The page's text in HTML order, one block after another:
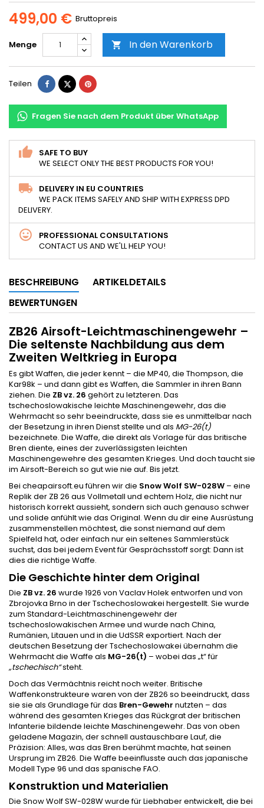
499,00 € Bruttopreis
Menge  In den Warenkorb
Teilen TeilenTweetPinterest
Fragen Sie nach dem Produkt über WhatsApp
SAFE TO BUY
WE SELECT ONLY THE BEST PRODUCTS FOR YOU!
DELIVERY IN EU COUNTRIES
WE PACK ITEMS SAFELY AND SHIP WITH EXPRESS DPD
DELIVERY.
PROFESSIONAL CONSULTATIONS
CONTACT US AND WE'LL HELP YOU!
BESCHREIBUNG
ARTIKELDETAILS
BEWERTUNGEN
ZB26 Airsoft-Leichtmaschinengewehr –
Die seltenste Nachbildung aus dem
Zweiten Weltkrieg in Europa
Es gibt Waffen, die jeder kennt – die MP40, die Thompson, die
Kar98k – und dann gibt es Waffen, die Sammler in ihren Bann
ziehen. Die ZB vz. 26 gehört zu letzteren. Das
tschechoslowakische leichte Maschinengewehr, das die
Wehrmacht so sehr beeindruckte, dass sie es unmittelbar nach
der Besetzung in ihren Dienst stellte und als MG-26(t)
bezeichnete. Die Waffe, die direkt als Vorlage für das britische
Bren diente, eines der zuverlässigsten leichten
Maschinengewehre des gesamten Krieges. Und doch taucht sie
im Airsoft-Bereich so gut wie nie auf. Bis jetzt.
Bei cheapairsoft.eu führen wir die Snow Wolf SW-028W – eine
Replik der ZB 26 aus Vollmetall und echtem Holz, die nicht nur
historisch korrekt aussieht, sondern sich auch genauso schwer
und solide anfühlt wie das Original. Wenn du dir eine Ausrüstung
zusammenstellen möchtest, die sonst niemand auf dem
Spielfeld hat, oder einfach nur ein seltenes Sammlerstück
suchst, das bei jedem Event für Gesprächsstoff sorgt: Dann ist
dies die richtige Waffe.
Die Geschichte hinter dem Original
Die ZB vz. 26 wurde 1926 von Vaclav Holek entworfen und von
Zbrojovka Brno in der Tschechoslowakei hergestellt. Sie wurde
zum Standard-Leichtmaschinengewehr der
tschechoslowakischen Armee und wurde nach China,
Rumänien, Litauen und in die UdSSR exportiert. Nach der
deutschen Besetzung der Tschechoslowakei übernahm die
Wehrmacht die Waffe als MG-26(t) – wobei das „t“ für
„tschechisch“steht.
Doch das Vermächtnis reicht noch weiter. Britische
Waffenkonstrukteure waren von der ZB26 so beeindruckt, dass
sie sie als Grundlage für das Bren-Gewehr nutzten – das
während des gesamten Krieges das Rückgrat der britischen
Infanterie bildende leichte Maschinengewehr. Das von oben
geladene Magazin, der schnell austauschbare Lauf, die
Präzision: Alles, was das Bren berühmt machte, hat seinen
Ursprung im ZB26. Die Waffe beeinflusste auch das japanische
Modell Type 96 und das spanische FAO.
Konstruktion und Materialien
Die Snow Wolf SW-028W wurde für Liebhaber entwickelt, die bei